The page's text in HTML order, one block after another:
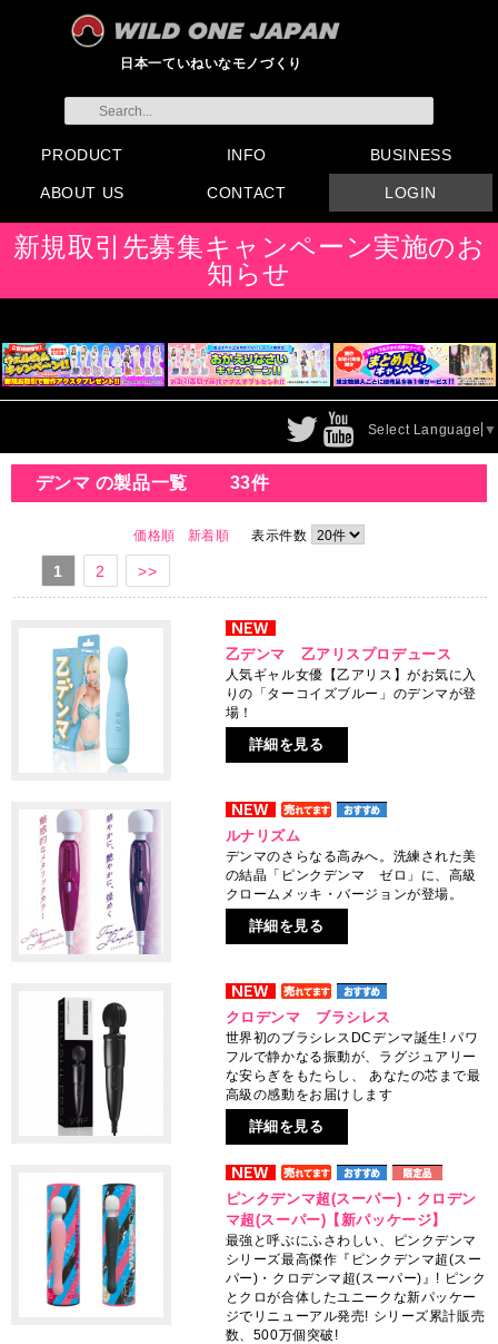
日本一ていねいなモノづくり
PRODUCT
すべてのグッズ
新製品
発売前製品
デンマ
ニップルドーム他
ローター
バイブ
オナホール
ラブドール
サポート
矯正リング
ローション
ラブサプリ
ディルド
アナル
SMグッズ
日本製グッズ
その他グッズ
INFO
製品情報
お知らせ
イベント・展示会
メディア掲載
BUSINESS
会員登録
注文方法・卸売りについ
FAX注文書
カタログ
販促物配布
代理店契約について
ABOUT US
会社概要
よくある質問
取り扱い店リスト
CONTACT
お問い合わせ
付属品販売(一般のお客様
向け)
アイディア募集
LOGIN
新規取引先募集キャンペーン実施のお
知らせ
Select Language ▼
デンマ の製品一覧 33件
価格順 新着順 表示件数
1 2 >>
乙デンマ 乙アリスプロデュース
人気ギャル女優【乙アリス】がお気に入
りの「ターコイズブルー」のデンマが登
場！
詳細を見る
ルナリズム
デンマのさらなる高みへ。洗練された美
の結晶「ピンクデンマ ゼロ」に、高級
クロームメッキ・バージョンが登場。
詳細を見る
クロデンマ ブラシレス
世界初のブラシレスDCデンマ誕生! パワ
フルで静かなる振動が、ラグジュアリー
な安らぎをもたらし、 あなたの芯まで最
高級の感動をお届けします
詳細を見る
ピンクデンマ超(スーパー)・クロデン
マ超(スーパー)【新パッケージ】
最強と呼ぶにふさわしい、ピンクデンマ
シリーズ最高傑作『ピンクデンマ超(スー
パー)・クロデンマ超(スーパー)』! ピンク
とクロが合体したユニークな新パッケー
ジでリニューアル発売! シリーズ累計販売
数、500万個突破!